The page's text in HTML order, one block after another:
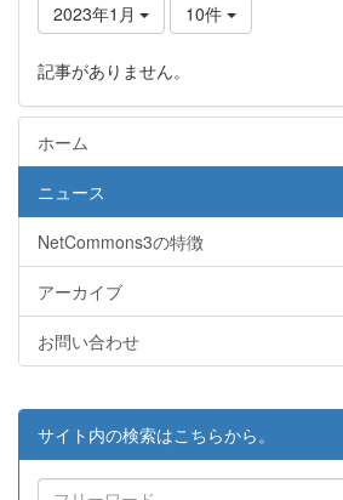
2023年1月 10件
記事がありません。
ホーム
ニュース
NetCommons3の特徴
アーカイブ
お問い合わせ
サイト内の検索はこちらから。